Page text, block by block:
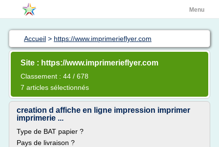
Menu
Accueil > https://www.imprimerieflyer.com
Site : https://www.imprimerieflyer.com
Classement : 44 / 678
7 articles sélectionnés
creation d affiche en ligne impression imprimer
imprimerie ...
Type de BAT papier ?
Pays de livraison ?